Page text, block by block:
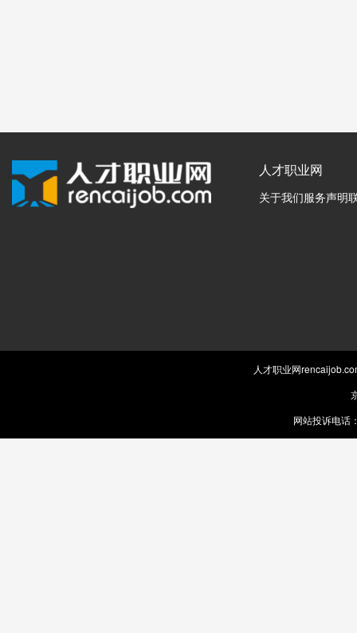
人才职业网
关于我们服务声明
人才职业网
网站投诉电话